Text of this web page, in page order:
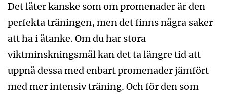
Det låter kanske som om promenader är den
perfekta träningen, men det finns några saker
att ha i åtanke. Om du har stora
viktminskningsmål kan det ta längre tid att
uppnå dessa med enbart promenader jämfört
med mer intensiv träning. Och för den som